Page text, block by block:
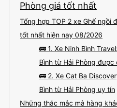
Phòng giá tốt nhất
Tổng hợp TOP 2 xe Ghế ngồi
tốt nhất hiện nay 08/2026
🚌 1. Xe Ninh Bình
Bình từ Hải Phòng được
🚌 2. Xe Cat Ba
Bình từ Hải Phòng uy tín
Những thắc mắc mà hàng